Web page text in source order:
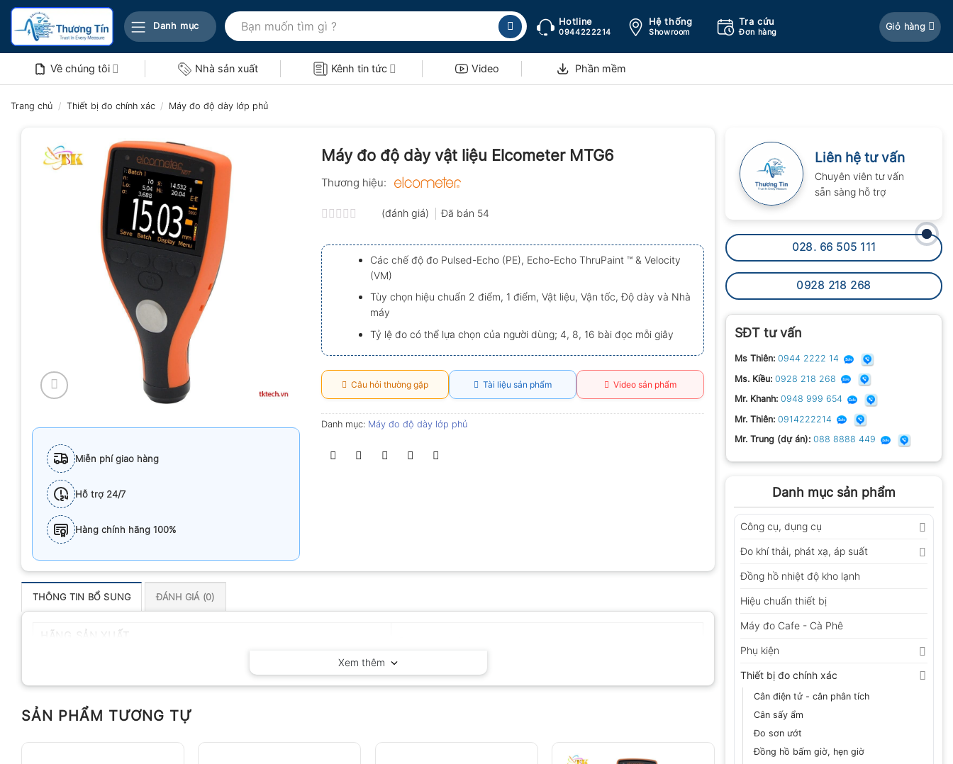
Bỏ
nội
Danh mục
Tìm
kiếm:
Hotline
0944222214
Hệ thống
Showroom
Tra cứu
Đơn hàng
Giỏ hàng
Về chúng tôi Nhà sản xuất Kênh tin tức Video Phần mềm
Trang chủ / Thiết bị đo chính xác / Máy đo độ dày lớp phủ
Liên hệ tư vấn
Chuyên viên tư vấn
sẵn sàng hỗ trợ
028. 66 505 111
0928 218 268
SĐT tư vấn
Ms Thiên: 0944 2222 14
Ms. Kiều: 0928 218 268
Mr. Khanh: 0948 999 654
Mr. Thiên: 0914222214
Mr. Trung (dự án): 088 8888 449
Danh mục sản phẩm
Công cụ, dụng cụ
Đo khí thải, phát xạ, áp suất
Đồng hồ nhiệt độ kho lạnh
Hiệu chuẩn thiết bị
Máy đo Cafe - Cà Phê
Phụ kiện
Thiết bị đo chính xác
Cân điện tử - cân phân tích
Cân sấy ẩm
Đo sơn ướt
Đồng hồ bấm giờ, hẹn giờ
Miễn phí giao hàng
Hỗ trợ 24/7
Hàng chính hãng 100%
Máy đo độ dày vật liệu Elcometer MTG6
Thương hiệu:
xếp
hạng
0.0
5
sao
(đánh giá) Đã bán 54
Các chế độ đo Pulsed-Echo (PE), Echo-Echo ThruPaint ™ & Velocity
(VM)
Tùy chọn hiệu chuẩn 2 điểm, 1 điểm, Vật liệu, Vận tốc, Độ dày và Nhà
máy
Tỷ lệ đo có thể lựa chọn của người dùng; 4, 8, 16 bài đọc mỗi giây
Câu hỏi thường gặp Tài liệu sản phẩm Video sản phẩm
Danh mục: Máy đo độ dày lớp phủ
THÔNG TIN BỔ SUNG ĐÁNH GIÁ (0)
Xem thêm
SẢN PHẨM TƯƠNG TỰ